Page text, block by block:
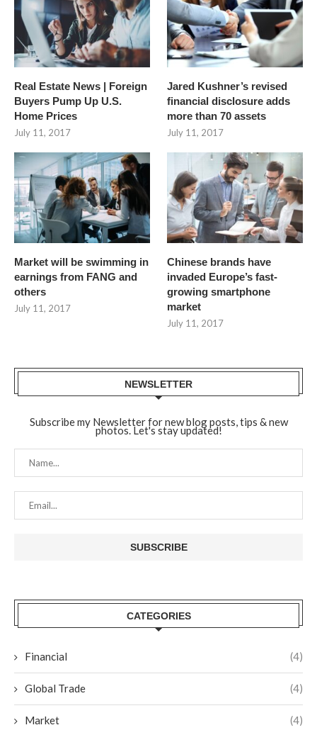
Real Estate News | Foreign
Buyers Pump Up U.S.
Home Prices
July 11, 2017
Jared Kushner’s revised
financial disclosure adds
more than 70 assets
July 11, 2017
Market will be swimming in
earnings from FANG and
others
July 11, 2017
Chinese brands have
invaded Europe’s fast-
growing smartphone
market
July 11, 2017
NEWSLETTER
Subscribe my Newsletter for new blog posts, tips & new
photos. Let's stay updated!
CATEGORIES
Financial (4)
Global Trade (4)
Market (4)